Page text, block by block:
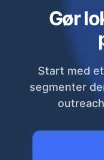
Gør
Start med
segmenter